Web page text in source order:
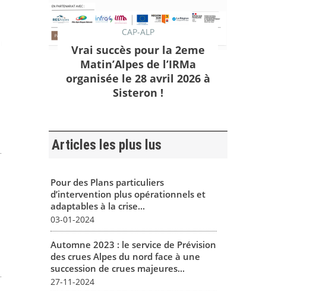
CAP-ALP
Vrai succès pour la 2eme
Matin’Alpes de l’IRMa
organisée le 28 avril 2026 à
Sisteron !
Articles les plus lus
Pour des Plans particuliers
d’intervention plus opérationnels et
adaptables à la crise...
03-01-2024
Automne 2023 : le service de Prévision
des crues Alpes du nord face à une
succession de crues majeures...
27-11-2024